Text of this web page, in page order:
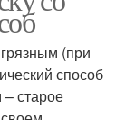
(при
способ
старое